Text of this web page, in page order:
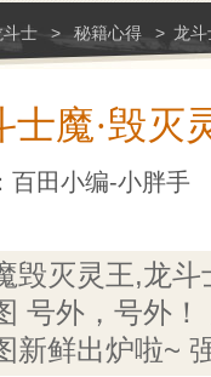
斗士 > 秘籍心得 > 龙斗
士魔·毁灭
百田小编-小胖手
毁灭灵王,龙
号外，号外
新鲜出炉啦~